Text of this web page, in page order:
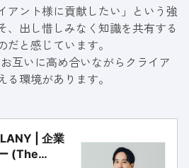
アント様に貢献したい」という強
、出し惜しみなく知識を共有する
と感じています。
互いに高め合いながらクライア
環境があります。
| 企業
(The